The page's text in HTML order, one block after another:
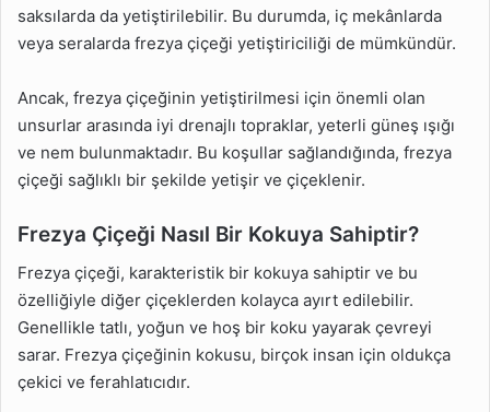
saksılarda da yetiştirilebilir. Bu durumda, iç mekânlarda
veya seralarda frezya çiçeği yetiştiriciliği de mümkündür.
Ancak, frezya çiçeğinin yetiştirilmesi için önemli olan
unsurlar arasında iyi drenajlı topraklar, yeterli güneş ışığı
ve nem bulunmaktadır. Bu koşullar sağlandığında, frezya
çiçeği sağlıklı bir şekilde yetişir ve çiçeklenir.
Frezya Çiçeği Nasıl Bir Kokuya Sahiptir?
Frezya çiçeği, karakteristik bir kokuya sahiptir ve bu
özelliğiyle diğer çiçeklerden kolayca ayırt edilebilir.
Genellikle tatlı, yoğun ve hoş bir koku yayarak çevreyi
sarar. Frezya çiçeğinin kokusu, birçok insan için oldukça
çekici ve ferahlatıcıdır.